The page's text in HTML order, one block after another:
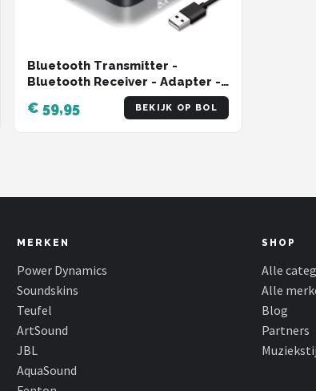
Bluetooth Transmitter -
Bluetooth Receiver - Adapter -
€ 59,95 BEKIJK OP BOL
MERKEN
Power Dynamics
Soundskins
Teufel
ArtSound
JBL
AquaSound
SHOP
Alle
Alle
Blog
Partners